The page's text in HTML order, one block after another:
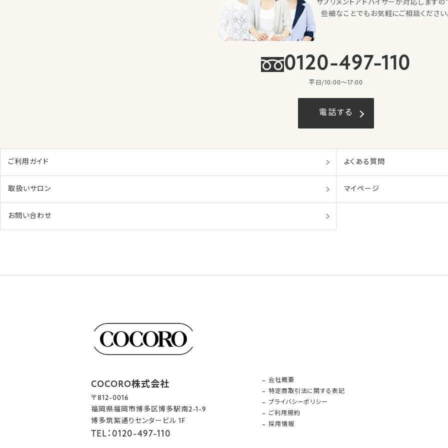
サプリメントアドバイザーが対応しますの
些細なことでもお気軽にご相談ください
0120-497-110
平日/10:00〜17:00
電話する
ご利用ガイド よくある質問
取扱いサロン マイページ
お問い合わせ
COCORO株式会社
〒812-0016
福岡県福岡市博多区博多駅南2-1-9
博多筑紫通りセンタービル 1F
TEL：0120-497-110
会社概要
特定商取引法に関する表記
プライバシーポリシー
ご利用規約
採用情報